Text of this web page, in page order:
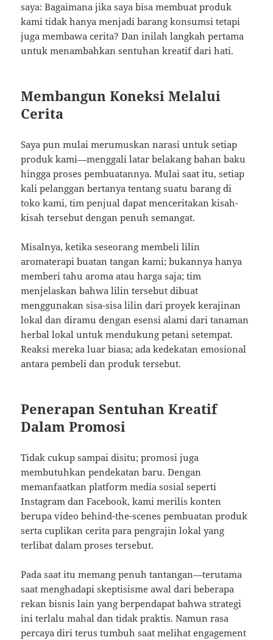
saya: Bagaimana jika saya bisa membuat produk
kami tidak hanya menjadi barang konsumsi tetapi
juga membawa cerita? Dan inilah langkah pertama
untuk menambahkan sentuhan kreatif dari hati.
Membangun Koneksi Melalui
Cerita
Saya pun mulai merumuskan narasi untuk setiap
produk kami—menggali latar belakang bahan baku
hingga proses pembuatannya. Mulai saat itu, setiap
kali pelanggan bertanya tentang suatu barang di
toko kami, tim penjual dapat menceritakan kisah-
kisah tersebut dengan penuh semangat.
Misalnya, ketika seseorang membeli lilin
aromaterapi buatan tangan kami; bukannya hanya
memberi tahu aroma atau harga saja; tim
menjelaskan bahwa lilin tersebut dibuat
menggunakan sisa-sisa lilin dari proyek kerajinan
lokal dan diramu dengan esensi alami dari tanaman
herbal lokal untuk mendukung petani setempat.
Reaksi mereka luar biasa; ada kedekatan emosional
antara pembeli dan produk tersebut.
Penerapan Sentuhan Kreatif
Dalam Promosi
Tidak cukup sampai disitu; promosi juga
membutuhkan pendekatan baru. Dengan
memanfaatkan platform media sosial seperti
Instagram dan Facebook, kami merilis konten
berupa video behind-the-scenes pembuatan produk
serta cuplikan cerita para pengrajin lokal yang
terlibat dalam proses tersebut.
Pada saat itu memang penuh tantangan—terutama
saat menghadapi skeptisisme awal dari beberapa
rekan bisnis lain yang berpendapat bahwa strategi
ini terlalu mahal dan tidak praktis. Namun rasa
percaya diri terus tumbuh saat melihat engagement